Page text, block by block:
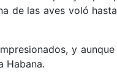
de las aves voló
y
Habana.